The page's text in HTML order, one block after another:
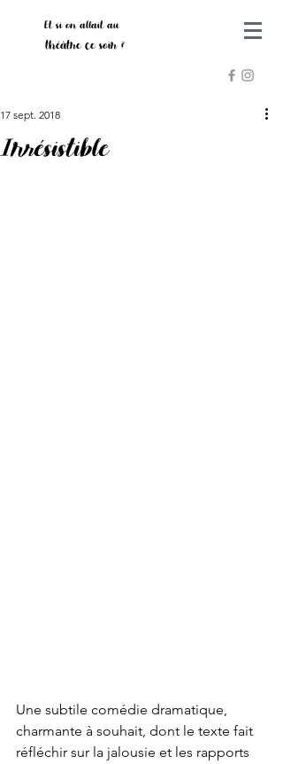
Et si on allait au
théâtre ce soir ?
Irrésistible
17 sept. 2018
Une subtile comédie dramatique,
charmante à souhait, dont le texte fait
réfléchir sur la jalousie et les rapports